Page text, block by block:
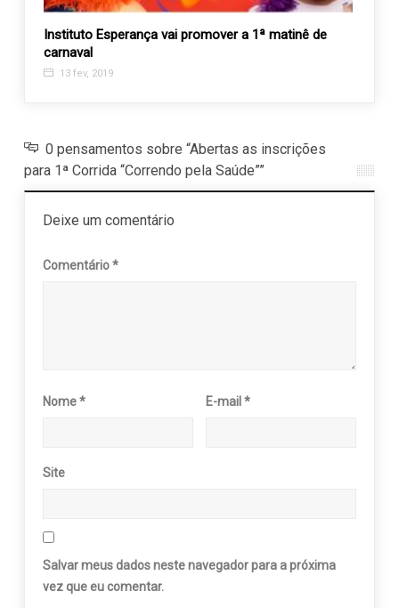
Instituto Esperança vai promover a 1ª matinê de
carnaval
13 fev, 2019
0 pensamentos sobre “Abertas as inscrições
para 1ª Corrida “Correndo pela Saúde””
Deixe um comentário
Comentário*
Nome* E-mail*
Site
Salvar meus dados neste navegador para a próxima
vez que eu comentar.